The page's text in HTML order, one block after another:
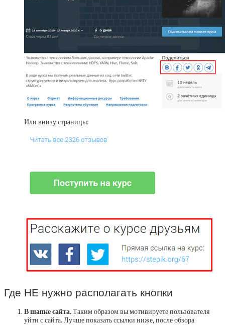
Или внизу страницы:
Где НЕ нужно располагать кнопки
В шапке сайта.Таким образом вы мотивируете пользователя
уйти с сайта. Лучше показать ссылки ниже, после обзора